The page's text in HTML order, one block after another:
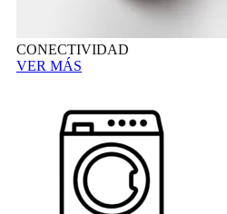
CONECTIVIDAD
VER MÁS